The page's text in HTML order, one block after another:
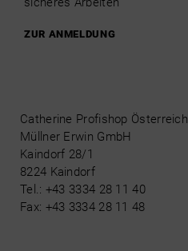
ZUR ANMELDUNG
Catherine Profishop Österreich
Müllner Erwin GmbH
Kaindorf 28/1
8224 Kaindorf
Tel.: +43 3334 28 11 40
Fax: +43 3334 28 11 48